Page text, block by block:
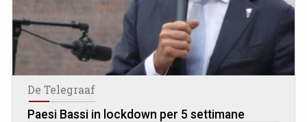
De Telegraaf
Paesi Bassi in lockdown per 5 settimane